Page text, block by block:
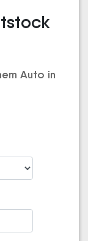
Auto in